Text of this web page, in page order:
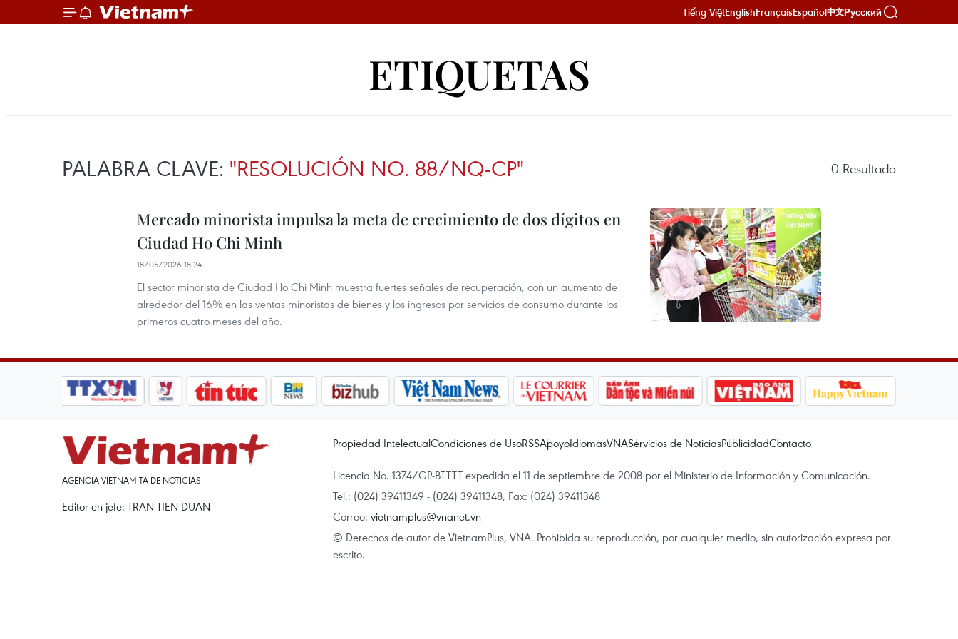
Tiếng ViệtEnglishFrançaisEspañol中文Русский
ETIQUETAS
PALABRA CLAVE: "RESOLUCIÓN NO. 88/NQ-CP" 0 Resultado
Mercado minorista impulsa la meta de crecimiento de dos dígitos en
Ciudad Ho Chi Minh
18/05/2026 18:24
El sector minorista de Ciudad Ho Chi Minh muestra fuertes señales de recuperación, con un aumento de
alrededor del 16% en las ventas minoristas de bienes y los ingresos por servicios de consumo durante los
primeros cuatro meses del año.
AGENCIA VIETNAMITA DE NOTICIAS
Editor en jefe: TRAN TIEN DUAN
Propiedad IntelectualCondiciones de UsoRSSApoyoIdiomasVNAServicios de NoticiasPublicidadContacto
Licencia No. 1374/GP-BTTTT expedida el 11 de septiembre de 2008 por el Ministerio de Información y Comunicación.
Tel.: (024) 39411349 - (024) 39411348, Fax: (024) 39411348
Correo: vietnamplus@vnanet.vn
© Derechos de autor de VietnamPlus, VNA. Prohibida su reproducción, por cualquier medio, sin autorización expresa por
escrito.